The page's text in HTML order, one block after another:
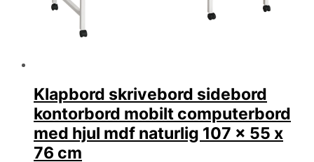
Klapbord skrivebord sidebord
kontorbord mobilt computerbord
med hjul mdf naturlig 107 x 55 x
76 cm